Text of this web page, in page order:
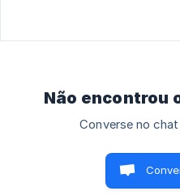
Não encontrou
Converse no